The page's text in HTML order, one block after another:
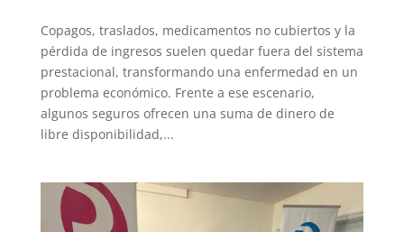
Copagos, traslados, medicamentos no cubiertos y la
pérdida de ingresos suelen quedar fuera del sistema
prestacional, transformando una enfermedad en un
problema económico. Frente a ese escenario,
algunos seguros ofrecen una suma de dinero de
libre disponibilidad,...